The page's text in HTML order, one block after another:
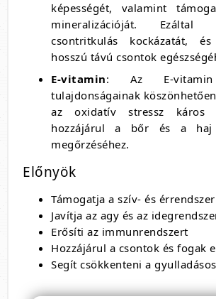
képességét, valamint
mineralizációját.
csontritkulás kockázatát,
hosszú távú csontok
E-vitamin: Az E-vitamin
tulajdonságainak
az oxidatív stressz káros
hozzájárul a bőr és a haj
megőrzéséhez.
Előnyök
Támogatja a szív- és
Javítja az agy és az
Erősíti az immunrendszert
Hozzájárul a csontok és fogak
Segít csökkenteni a